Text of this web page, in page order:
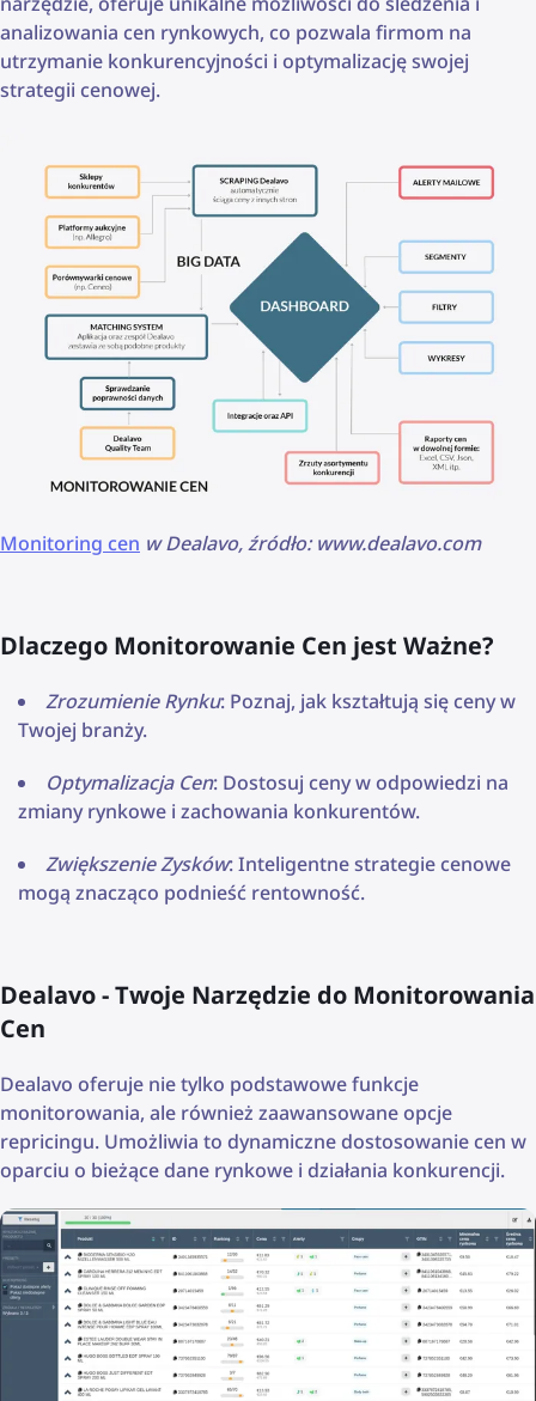
analizowania cen rynkowych, co pozwala firmom na
utrzymanie konkurencyjności i optymalizację swojej
strategii cenowej.
Monitoring cen w Dealavo, źródło: www.dealavo.com
Dlaczego Monitorowanie Cen jest Ważne?
Zrozumienie Rynku: Poznaj, jak kształtują się ceny w
Twojej branży.
Optymalizacja Cen: Dostosuj ceny w odpowiedzi na
zmiany rynkowe i zachowania konkurentów.
Zwiększenie Zysków: Inteligentne strategie cenowe
mogą znacząco podnieść rentowność.
Dealavo - Twoje Narzędzie do Monitorowania
Cen
Dealavo oferuje nie tylko podstawowe funkcje
monitorowania, ale również zaawansowane opcje
repricingu. Umożliwia to dynamiczne dostosowanie cen w
oparciu o bieżące dane rynkowe i działania konkurencji.